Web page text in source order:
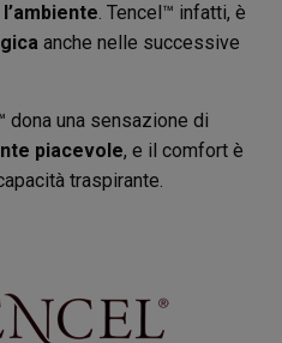
. Tencel™ infatti, è
anche nelle successive
dona una sensazione di
piacevole, e il comfort è
traspirante.